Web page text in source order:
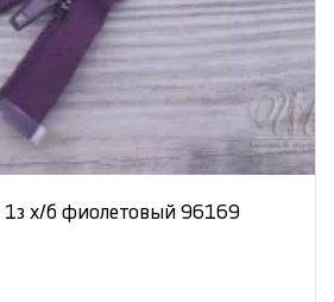
х/б фиолетовый 96169